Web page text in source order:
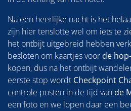
Na een heerlijke nacht is het
zijn hier tenslotte wel om iets te
het ontbijt uitgebreid hebben
besloten om kaartjes voor de
kopen, dus na het ontbijt
eerste stop wordt Checkpoint
controle posten in de tijd van de
een foto en we lopen daar een